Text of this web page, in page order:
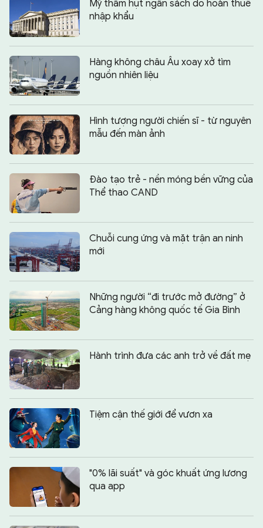
Mỹ thâm hụt ngân sách do hoàn thuế
nhập khẩu
Hàng không châu Âu xoay xở tìm
nguồn nhiên liệu
Hình tượng người chiến sĩ - từ nguyên
mẫu đến màn ảnh
Đào tạo trẻ - nền móng bền vững của
Thể thao CAND
Chuỗi cung ứng và mặt trận an ninh
mới
Những người “đi trước mở đường” ở
Cảng hàng không quốc tế Gia Bình
Hành trình đưa các anh trở về đất mẹ
Tiệm cận thế giới để vươn xa
"0% lãi suất" và góc khuất ứng lương
qua app